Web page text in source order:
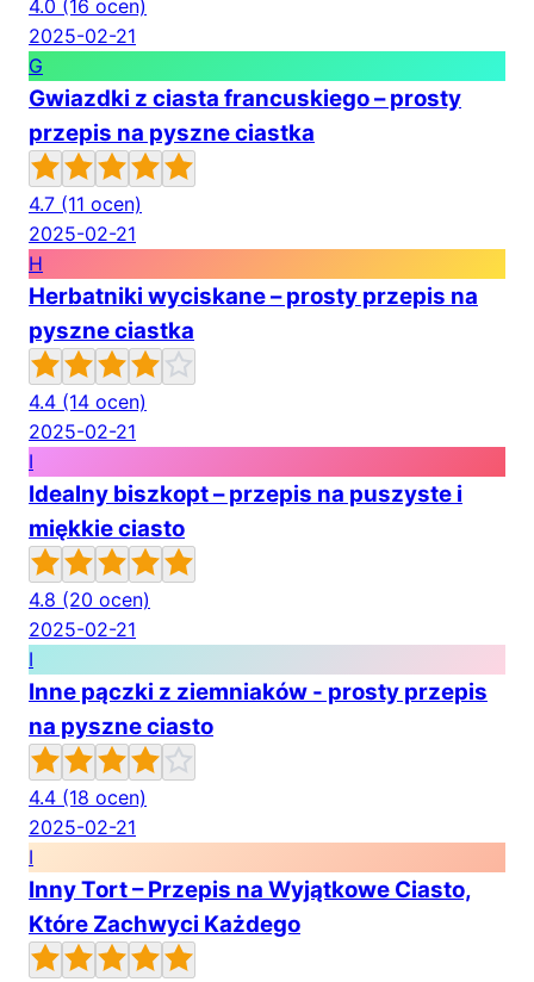
4.0 (16 ocen)
2025-02-21
G
Gwiazdki z ciasta francuskiego – prosty
przepis na pyszne ciastka
4.7 (11 ocen)
2025-02-21
H
Herbatniki wyciskane – prosty przepis na
pyszne ciastka
4.4 (14 ocen)
2025-02-21
I
Idealny biszkopt – przepis na puszyste i
miękkie ciasto
4.8 (20 ocen)
2025-02-21
I
Inne pączki z ziemniaków - prosty przepis
na pyszne ciasto
4.4 (18 ocen)
2025-02-21
I
Inny Tort – Przepis na Wyjątkowe Ciasto,
Które Zachwyci Każdego